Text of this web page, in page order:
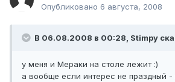
Опубликовано 6 августа, 2008
В 06.08.2008 в 00:28, Stimpy
у меня и Мераки на столе лежит :)
а вообще если интерес не праздный